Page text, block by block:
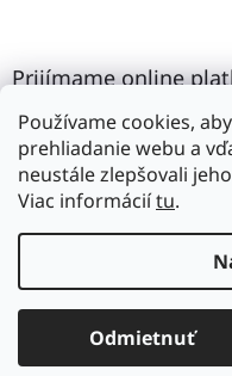
Používame cookies,
prehliadanie webu a
neustále zlepšovali
Viac informáciítu.
Odmietnuť
Prijímame online
Copyright 2026SILMAR